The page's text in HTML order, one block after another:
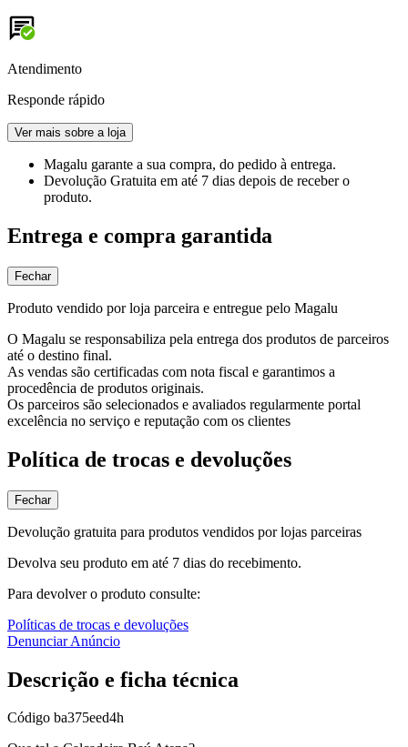
Atendimento
Responde rápido
Ver mais sobre a loja
Magalu garante a sua compra, do pedido à entrega.
Devolução Gratuita em até 7 dias depois de receber o
produto.
Entrega e compra garantida
Fechar
Produto vendido por loja parceira e entregue pelo Magalu
O Magalu se responsabiliza pela entrega dos produtos de parceiros
até o destino final.
As vendas são certificadas com nota fiscal e garantimos a
procedência de produtos originais.
Os parceiros são selecionados e avaliados regularmente portal
excelência no serviço e reputação com os clientes
Política de trocas e devoluções
Fechar
Devolução gratuita para produtos vendidos por lojas parceiras
Devolva seu produto em até 7 dias do recebimento.
Para devolver o produto consulte:
Políticas de trocas e devoluções
Denunciar Anúncio
Descrição e ficha técnica
Código ba375eed4h